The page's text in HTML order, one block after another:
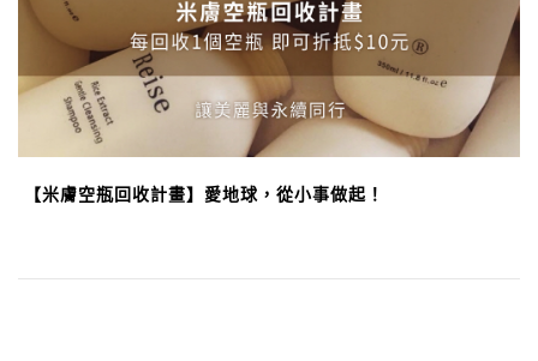
【米膚空瓶回收計畫】愛地球，從小事做起！